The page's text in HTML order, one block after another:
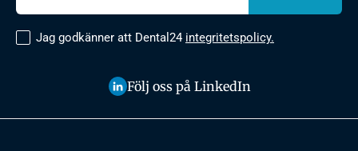
Jag godkänner att Dental24 integritetspolicy.
Följ oss på LinkedIn